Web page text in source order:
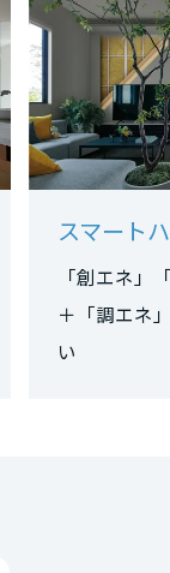
スマート
「創エネ」
＋「調エネ
い